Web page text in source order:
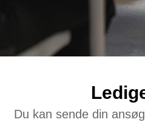
Du kan sende din